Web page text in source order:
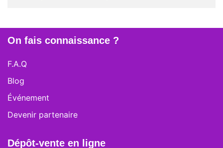
On fais connaissance ?
F.A.Q
Blog
Événement
Devenir partenaire
Dépôt-vente en ligne